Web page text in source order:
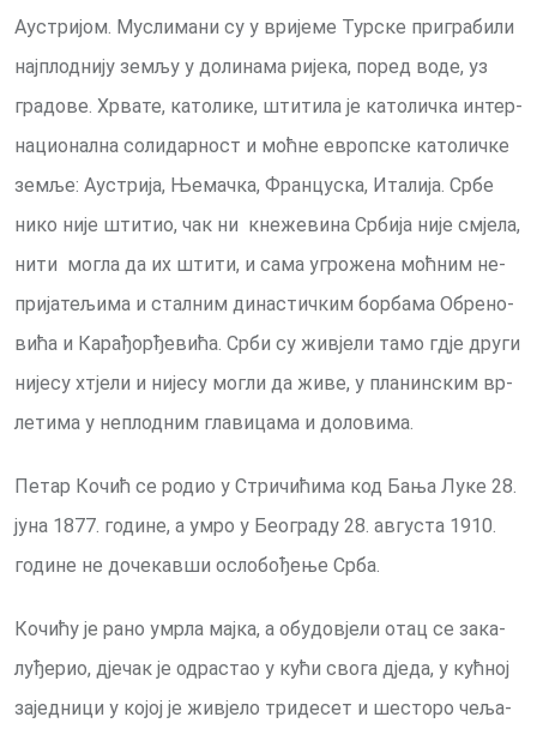
Аустри­јом. Му­сли­ма­ни су у ври­је­ме Тур­ске при­гра­би­ли
нај­плод­ни­ју зе­мљу у до­ли­на­ма ри­је­ка, по­ред во­де, уз
гра­до­ве. Хр­ва­те, ка­то­ли­ке, шти­ти­ла је ка­то­лич­ка ин­тер­
на­ци­о­нал­на со­ли­дар­ност и моћ­не европ­ске ка­то­лич­ке
зе­мље: Аустри­ја, Ње­мач­ка, Фран­цу­ска, Ита­ли­ја. Ср­бе
ни­ко ни­је шти­тио, чак ни кне­же­ви­на Ср­би­ја ни­је смје­ла,
ни­ти мо­гла да их шти­ти, и са­ма угро­же­на моћ­ним не­
при­ја­те­љи­ма и стал­ним ди­на­стич­ким бор­ба­ма Обре­но­
ви­ћа и Ка­ра­ђор­ђе­ви­ћа. Срби су жи­вје­ли та­мо гдје дру­ги
ни­је­су хтје­ли и ни­је­су мо­гли да жи­ве, у пла­нин­ским вр­
ле­ти­ма у не­плод­ним гла­ви­ца­ма и до­ло­ви­ма.
Пе­тар Ко­чић се ро­дио у Стри­чи­ћи­ма код Ба­ња Лу­ке 28.
ју­на 1877. го­ди­не, а умро у Бе­о­гра­ду 28. ав­гу­ста 1910.
го­ди­не не до­че­кав­ши осло­бо­ђе­ње Ср­ба.
Ко­чи­ћу је ра­но умр­ла мај­ка, а об­у­до­вје­ли отац се за­ка­
лу­ђе­рио, дје­чак је од­ра­стао у ку­ћи сво­га дје­да, у кућ­ној
за­јед­ни­ци у ко­јој је жи­вје­ло три­де­сет и ше­сто­ро че­ља­